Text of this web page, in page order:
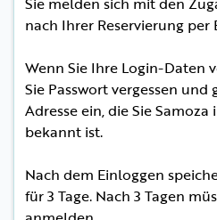
nach Ihrer Reservierung
Wenn Sie Ihre Login-Daten
Sie Passwort vergessen und
Adresse ein, die Sie
bekannt ist.
Nach dem Einloggen
für 3 Tage. Nach 3 Tagen